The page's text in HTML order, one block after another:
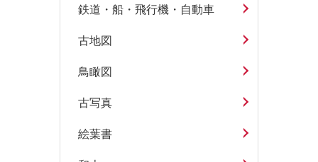
鉄道・船・飛行機・自動車
古地図
鳥瞰図
古写真
絵葉書